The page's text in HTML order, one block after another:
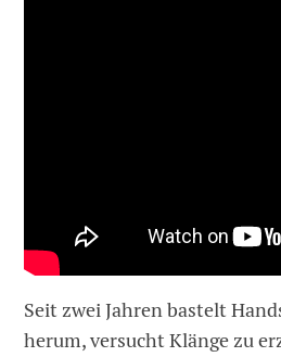
Seit zwei Jahren bastelt
herum, versucht Klänge zu